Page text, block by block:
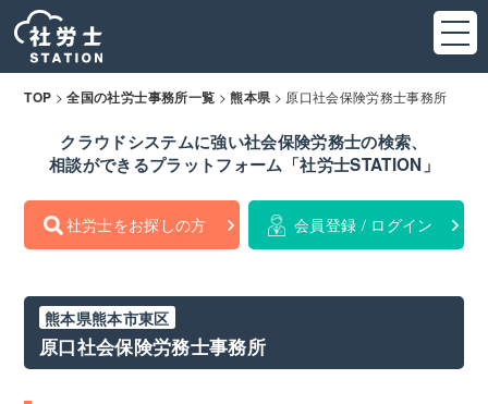
TOP >全国の社労士事務所一覧 >熊本県 > 原口社会保険労務士事務所
クラウドシステムに強い社会保険労務士の検索、
相談ができるプラットフォーム「社労士STATION」
社労士をお探しの方 会員登録 / ログイン
熊本県熊本市東区
原口社会保険労務士事務所